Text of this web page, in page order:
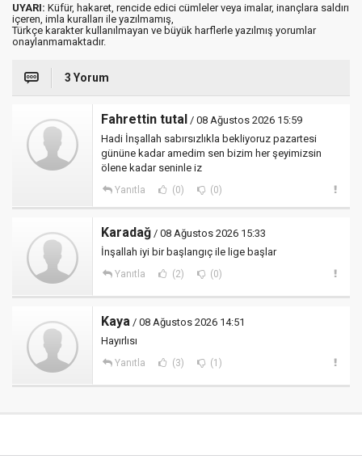
UYARI: Küfür, hakaret, rencide edici cümleler veya imalar, inançlara saldırı
içeren, imla kuralları ile yazılmamış,
Türkçe karakter kullanılmayan ve büyük harflerle yazılmış yorumlar
onaylanmamaktadır.
3 Yorum
Fahrettin tutal / 08 Ağustos 2026 15:59
Hadi İnşallah sabırsızlıkla bekliyoruz pazartesi
gününe kadar amedim sen bizim her şeyimizsin
ölene kadar seninle iz
Yanıtla (0) (0)
Karadağ / 08 Ağustos 2026 15:33
İnşallah iyi bir başlangıç ile lige başlar
Yanıtla (2) (0)
Kaya / 08 Ağustos 2026 14:51
Hayırlısı
Yanıtla (3) (1)